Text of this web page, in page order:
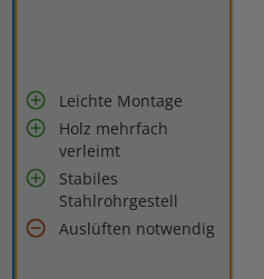
Leichte Montage
Holz mehrfach
verleimt
Stabiles
Stahlrohrgestell
Aus­lüf­ten not­wen­dig